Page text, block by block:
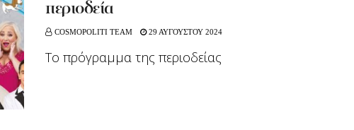
περιοδεία
COSMOPOLITI TEAM 29 ΑΥΓΟΥΣΤΟΥ 2024
Το πρόγραμμα της περιοδείας